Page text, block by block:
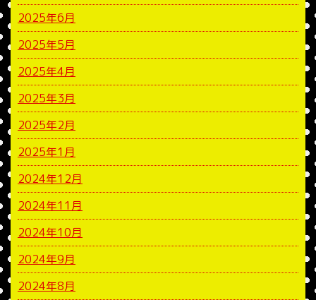
2025年6月
2025年5月
2025年4月
2025年3月
2025年2月
2025年1月
2024年12月
2024年11月
2024年10月
2024年9月
2024年8月